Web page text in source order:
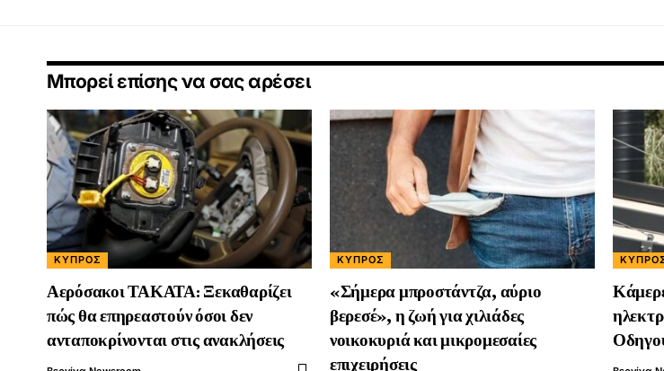
Μπορεί επίσης να σας αρέσει
ΚΎΠΡΟΣ
Αερόσακοι ΤΑΚΑΤΑ: Ξεκαθαρίζει
πώς θα επηρεαστούν όσοι δεν
ανταποκρίνονται στις ανακλήσεις
ΚΎΠΡΟΣ
«Σήμερα μπροστάντζα, αύριο
βερεσέ», η ζωή για χιλιάδες
νοικοκυριά και μικρομεσαίες
επιχειρήσεις